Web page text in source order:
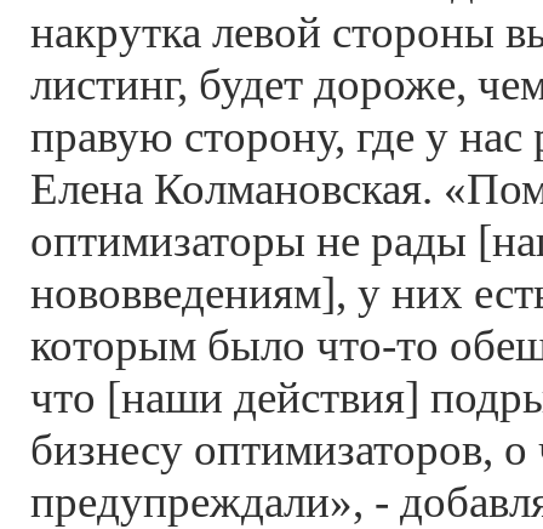
накрутка левой стороны
листинг, будет дороже,
правую сторону, где у нас
Елена Колмановская.
оптимизаторы не рады
нововведениям], у них
которым было что-то
что [наши действия]
бизнесу оптимизаторов,
предупреждали», -